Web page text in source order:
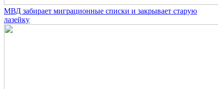
МВД забирает миграционные списки и закрывает старую
лазейку